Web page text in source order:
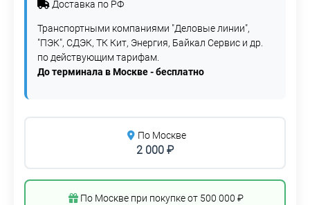
Доставка по РФ
Транспортными компаниями "Деловые линии",
"ПЭК", СДЭК, ТК Кит, Энергия, Байкал Сервис и др.
по действующим тарифам.
До терминала в Москве - бесплатно
По Москве
2 000 ₽
По Москве при покупке от 500 000 ₽